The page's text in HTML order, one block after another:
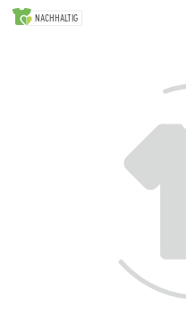
NACHHALTIG